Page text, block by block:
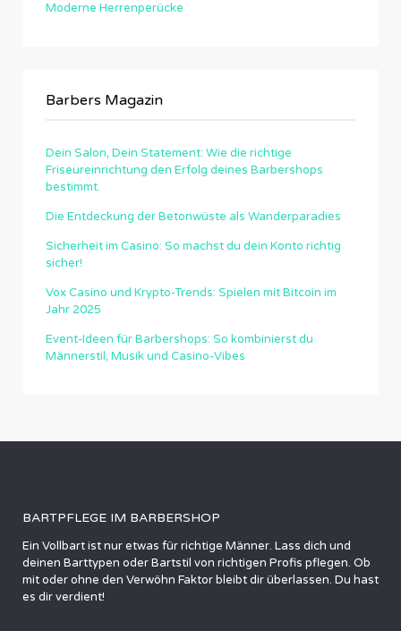
Moderne Herrenperücke
Barbers Magazin
Dein Salon, Dein Statement: Wie die richtige
Friseureinrichtung den Erfolg deines Barbershops
bestimmt.
Die Entdeckung der Betonwüste als Wanderparadies
Sicherheit im Casino: So machst du dein Konto richtig
sicher!
Vox Casino und Krypto-Trends: Spielen mit Bitcoin im
Jahr 2025
Event-Ideen für Barbershops: So kombinierst du
Männerstil, Musik und Casino-Vibes
BARTPFLEGE IM BARBERSHOP
Ein Vollbart ist nur etwas für richtige Männer. Lass dich und
deinen Barttypen oder Bartstil von richtigen Profis pflegen. Ob
mit oder ohne den Verwöhn Faktor bleibt dir überlassen. Du hast
es dir verdient!